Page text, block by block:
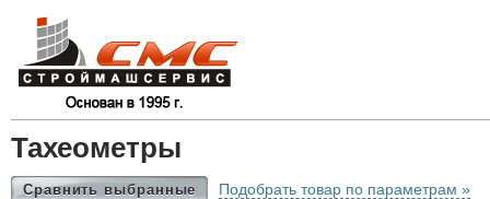
Тахеометры
Сравнить выбранные Подобрать товар по параметрам »